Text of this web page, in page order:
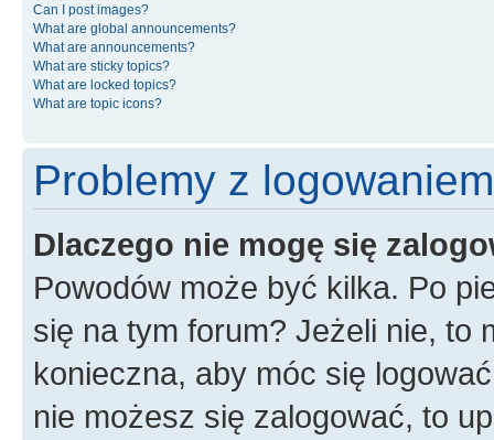
Can I post images?
What are global announcements?
What are announcements?
What are sticky topics?
What are locked topics?
What are topic icons?
Problemy z
Dlaczego nie mogę się
Powodów może być kilka. Po
się na tym forum? Jeżeli nie, to
konieczna, aby móc się
nie możesz się zalogować, to